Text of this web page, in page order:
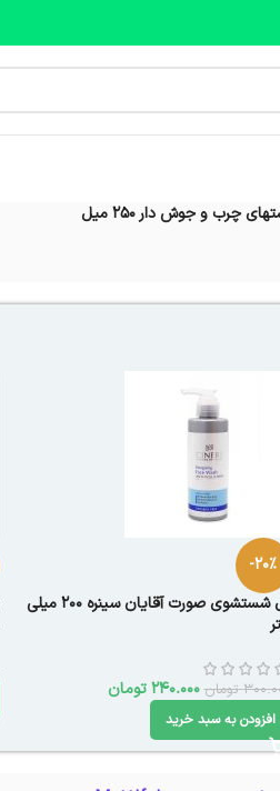
-20%
ژل شستشوی صورت آقایان سینره 200 میلی
تومان 240.000 تومان
افزودن به سبد خرید